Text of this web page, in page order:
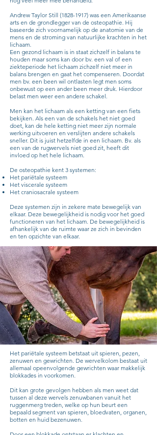
Andrew Taylor Still (1828-1917) was een Amerikaanse
arts en de grondlegger van de osteopathie. Hij
baseerde zich voornamelijk op de anatomie van de
mens en de stroming van natuurlijke krachten in het
lichaam.
Een gezond lichaam is in staat zichzelf in balans te
houden maar soms kan door bv. een val of een
ziekteperiode het lichaam zichzelf niet meer in
balans brengen en gaat het compenseren. Doordat
men bv. een been wil ontlasten legt men soms
onbewust op een ander been meer druk. Hierdoor
belast men weer een andere schakel.
Men kan het lichaam als een ketting van een fiets
bekijken. Als een van de schakels het niet goed
doet, kan de hele ketting niet meer zijn normale
werking uitvoeren en verslijten andere schakels
sneller. Dit is juist hetzelfde in een lichaam. Bv. als
een van de rugwervels niet goed zit, heeft dit
invloed op het hele lichaam.
De osteopathie kent 3 systemen:
Het pariëtale systeem
Het viscerale systeem
Het craniosacrale systeem
Deze systemen zijn in zekere mate bewegelijk van
elkaar. Deze bewegelijkheid is nodig voor het goed
functioneren van het lichaam. De bewegelijkheid is
afhankelijk van de ruimte waar ze zich in bevinden
en ten opzichte van elkaar.
Het pariëtale systeem betstaat uit spieren, pezen,
zenuwen en gewrichten. De wervelkolom bestaat uit
allemaal opeenvolgende gewrichten waar makkelijk
blokkades in voorkomen.
Dit kan grote gevolgen hebben als men weet dat
tussen al deze wervels zenuwbanen vanuit het
ruggenmerg treden, welke op hun beurt een
bepaald segment van spieren, bloedvaten, organen,
botten en huid bezenuwen.